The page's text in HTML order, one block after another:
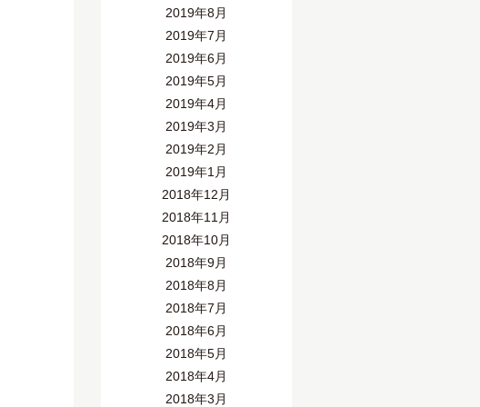
2019年8月
2019年7月
2019年6月
2019年5月
2019年4月
2019年3月
2019年2月
2019年1月
2018年12月
2018年11月
2018年10月
2018年9月
2018年8月
2018年7月
2018年6月
2018年5月
2018年4月
2018年3月